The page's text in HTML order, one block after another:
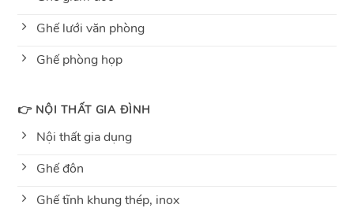
Ghế lưới văn phòng
Ghế phòng họp
👉 NỘI THẤT GIA ĐÌNH
Nội thất gia dụng
Ghế đôn
Ghế tĩnh khung thép, inox